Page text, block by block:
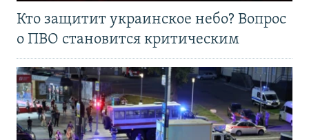
Кто защитит украинское небо? Вопрос
о ПВО становится критическим